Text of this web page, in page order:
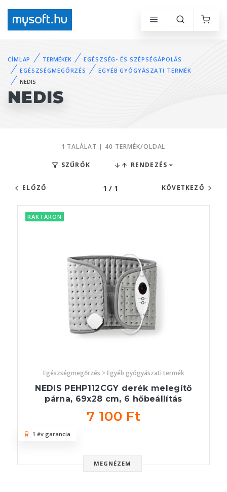
CÍMLAP TERMÉKEK
EGÉSZSÉG- ÉS SZÉPSÉGÁPOLÁS
EGÉSZSÉGMEGŐRZÉS
EGYÉB GYÓGYÁSZATI TERMÉK
NEDIS
NEDIS
1 TALÁLAT | 40 TERMÉK/OLDAL
SZŰRŐK RENDEZÉS
ELŐZŐ 1 / 1 KÖVETKEZŐ
RAKTÁRON
Egészségmegőrzés > Egyéb gyógyászati termék
NEDIS PEHP112CGY derék melegítő
párna, 69x28 cm, 6 hőbeállítás
7 100 Ft
MEGNÉZEM
1 év garancia